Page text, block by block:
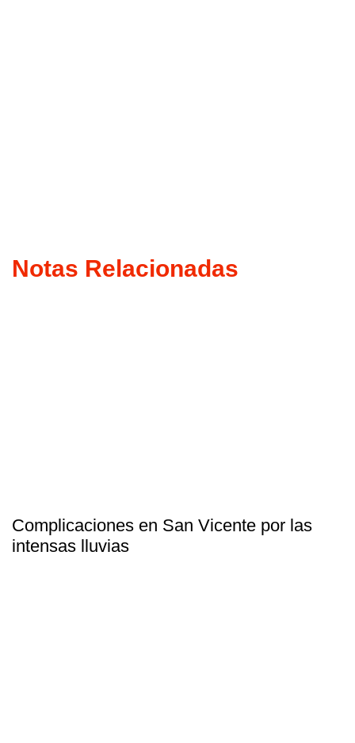
Notas Relacionadas
Complicaciones en San Vicente por las
intensas lluvias